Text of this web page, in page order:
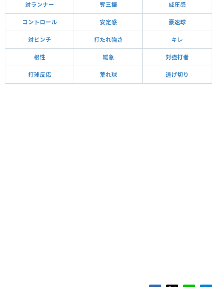
対ランナー 奪三振 威圧感
コントロール 安定感 豪速球
対ピンチ 打たれ強さ キレ
根性 緩急 対強打者
打球反応 荒れ球 逃げ切り